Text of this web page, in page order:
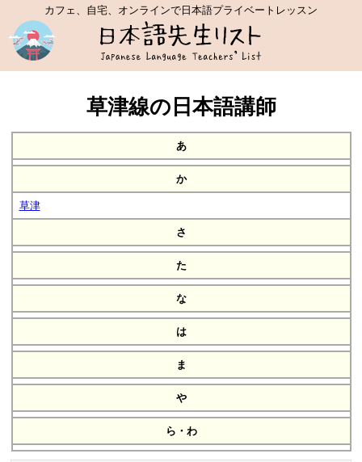
カフェ、自宅、オンラインで日本語プライベートレッスン
草津線の日本語講師
あ
か
草津
さ
た
な
は
ま
や
ら・わ